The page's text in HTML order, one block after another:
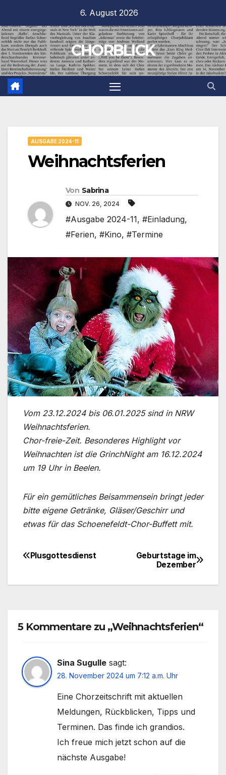
springen
6. August 2026
CHORBLICK
AUSGABE 2024-11
Weihnachtsferien
Von Sabrina
NOV. 26, 2024
#Ausgabe 2024-11, #Einladung,
#Ferien, #Kino, #Termine
Vom 23.12.2024 bis 06.01.2025 sind in NRW
Weihnachtsferien.
Chor-freie-Zeit. Besonderes Highlight vor
Weihnachten ist die GrinchNight am 16.12.2024
um 19 Uhr in Beelen.
Für ein gemütliches Beisammensein bringt jeder
bitte eigene Getränke, Gläser/Geschirr und
etwas für das Schoenefeldt-Chor-Buffett mit.
BeitragsnavigationGeburtstage im
Dezember
Plusgottesdienst
5 Kommentare zu „Weihnachtsferien“
Sina Sugulle sagt:
28. November 2024 um 7:12 a.m. Uhr
Eine Chorzeitschrift mit aktuellen
Meldungen, Rückblicken, Tipps und
Terminen. Das finde ich grandios.
Ich freue mich jetzt schon auf die
nächste Ausgabe!